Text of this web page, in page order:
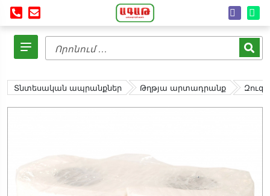
Տնտեսական ապրանքներ Թղթյա արտադրանք